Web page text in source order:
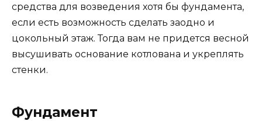
средства для возведения хотя бы фундамента,
если есть возможность сделать заодно и
цокольный этаж. Тогда вам не придется весной
высушивать основание котлована и укреплять
стенки.
Фундамент